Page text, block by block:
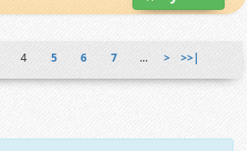
4 5 6 7 ... > >>|